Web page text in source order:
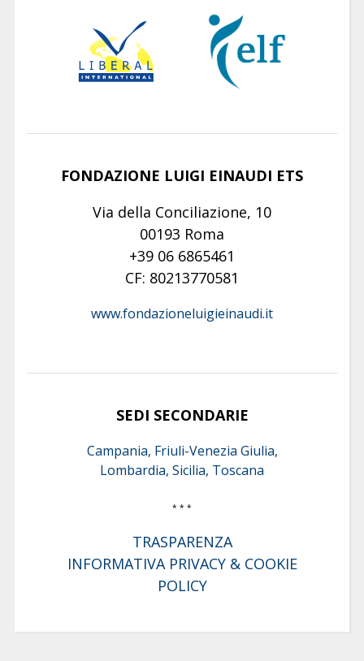
FONDAZIONE LUIGI EINAUDI ETS
Via della Conciliazione, 10
00193 Roma
+39 06 6865461
CF: 80213770581
www.fondazioneluigieinaudi.it
SEDI SECONDARIE
Campania, Friuli-Venezia Giulia,
Lombardia, Sicilia, Toscana
* * *
TRASPARENZA
INFORMATIVA PRIVACY & COOKIE
POLICY